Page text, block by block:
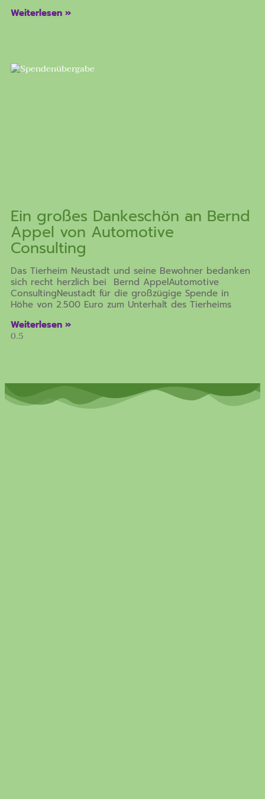
Weiterlesen »
Ein großes Dankeschön an Bernd
Appel von Automotive
Consulting
Das Tierheim Neustadt und seine Bewohner bedanken
sich recht herzlich bei Bernd AppelAutomotive
ConsultingNeustadt für die großzügige Spende in
Höhe von 2.500 Euro zum Unterhalt des Tierheims
Weiterlesen »